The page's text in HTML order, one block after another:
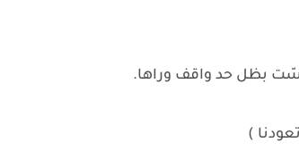
بظل حد واقف وراها.
)